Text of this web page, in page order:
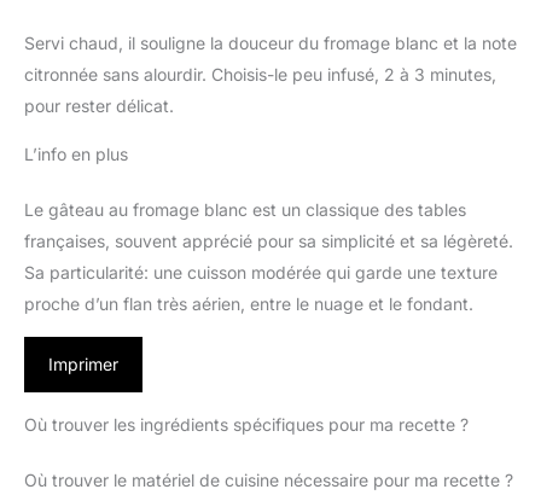
Servi chaud, il souligne la douceur du fromage blanc et la note
citronnée sans alourdir. Choisis-le peu infusé, 2 à 3 minutes,
pour rester délicat.
L’info en plus
Le gâteau au fromage blanc est un classique des tables
françaises, souvent apprécié pour sa simplicité et sa légèreté.
Sa particularité: une cuisson modérée qui garde une texture
proche d’un flan très aérien, entre le nuage et le fondant.
Imprimer
Où trouver les ingrédients spécifiques pour ma recette ?
Où trouver le matériel de cuisine nécessaire pour ma recette ?